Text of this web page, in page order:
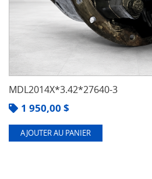
MDL2014X*3.42*27640-3
1 950,00 $
AJOUTER AU PANIER